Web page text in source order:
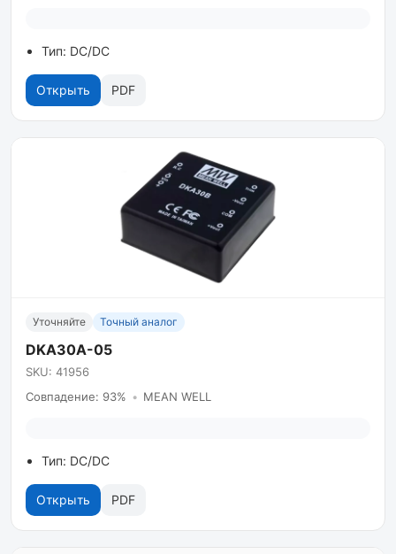
Тип: DC/DC
Открыть PDF
Уточняйте Точный аналог
DKA30A-05
SKU: 41956
Совпадение: 93% • MEAN WELL
Тип: DC/DC
Открыть PDF